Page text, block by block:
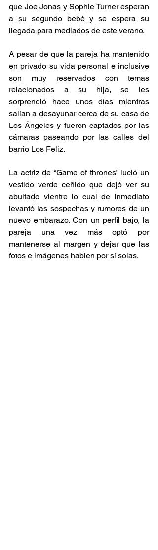
que Joe Jonas y Sophie Turner esperan
a su segundo bebé y se espera su
llegada para mediados de este verano.
A pesar de que la pareja ha mantenido
en privado su vida personal e inclusive
son muy reservados con temas
relacionados a su hija, se les
sorprendió hace unos días mientras
salían a desayunar cerca de su casa de
Los Ángeles y fueron captados por las
cámaras paseando por las calles del
barrio Los Feliz.
La actriz de “Game of thrones” lució un
vestido verde ceñido que dejó ver su
abultado vientre lo cual de inmediato
levantó las sospechas y rumores de un
nuevo embarazo. Con un perfil bajo, la
pareja una vez más optó por
mantenerse al margen y dejar que las
fotos e imágenes hablen por sí solas.